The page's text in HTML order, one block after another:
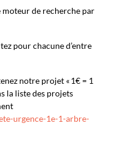
de recherche par
pour chacune d’entre
notre projet « 1€ = 1
la liste des projets
urgence-1e-1-arbre-